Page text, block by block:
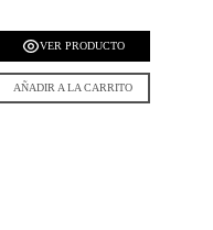
VER PRODUCTO
AÑADIR A LA CARRITO